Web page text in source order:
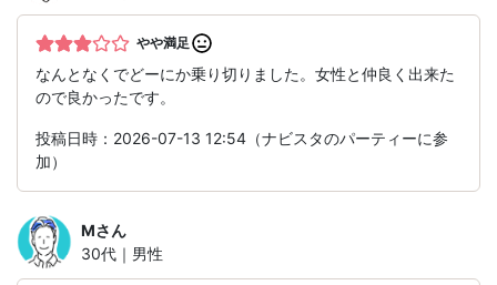
やや満足
なんとなくでどーにか乗り切りました。女性と仲良く出来た
ので良かったです。
投稿日時：2026-07-13 12:54（ナビスタのパーティーに参
加）
Mさん
30代｜男性